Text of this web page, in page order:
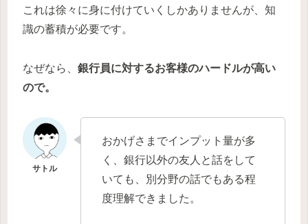
これは徐々に身に付けていくしかありませんが、知
識の蓄積が必要です。
なぜなら、 銀行員に対するお客様のハードルが高い
ので。
おかげさまでインプット量が多
く、銀行以外の友人と話をして
いても、別分野の話でもある程
度理解できました。